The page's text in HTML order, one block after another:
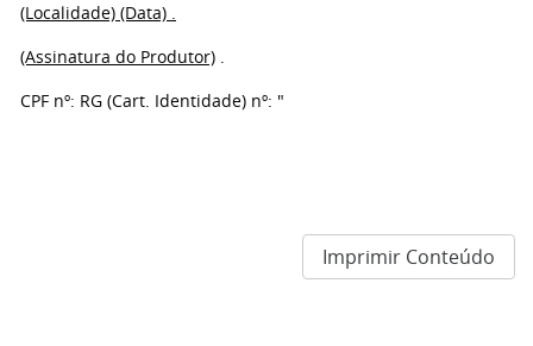
(Localidade) (Data) .
(Assinatura do Produtor) .
CPF nº: RG (Cart. Identidade) nº: "
Imprimir Conteúdo